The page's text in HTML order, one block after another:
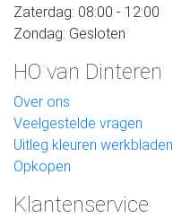
Zaterdag: 08:00 - 12:00
Zondag: Gesloten
HO van Dinteren
Over ons
Veelgestelde vragen
Uitleg kleuren werkbladen
Opkopen
Klantenservice